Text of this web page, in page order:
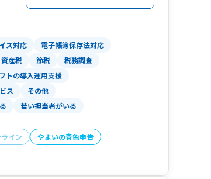
、飲食業
造
、最新の補助金や助成金を提供す
援機関として認定を受けているこ
会保険労務士法人等の専門家と協
ス対応
電子帳簿保存法対応
産税 節税
税務調査
トの導入運用支援
ス
その他
若い担当者がいる
イン
やよいの青色申告